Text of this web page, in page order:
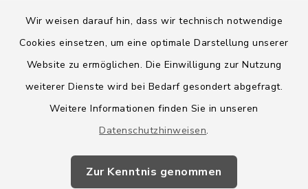
Wir weisen darauf hin, dass wir technisch notwendige
Cookies einsetzen, um eine optimale Darstellung unserer
Website zu ermöglichen. Die Einwilligung zur Nutzung
weiterer Dienste wird bei Bedarf gesondert abgefragt.
Weitere Informationen finden Sie in unseren
Datenschutzhinweisen.
Zur Kenntnis genommen
Barrierefreiheit